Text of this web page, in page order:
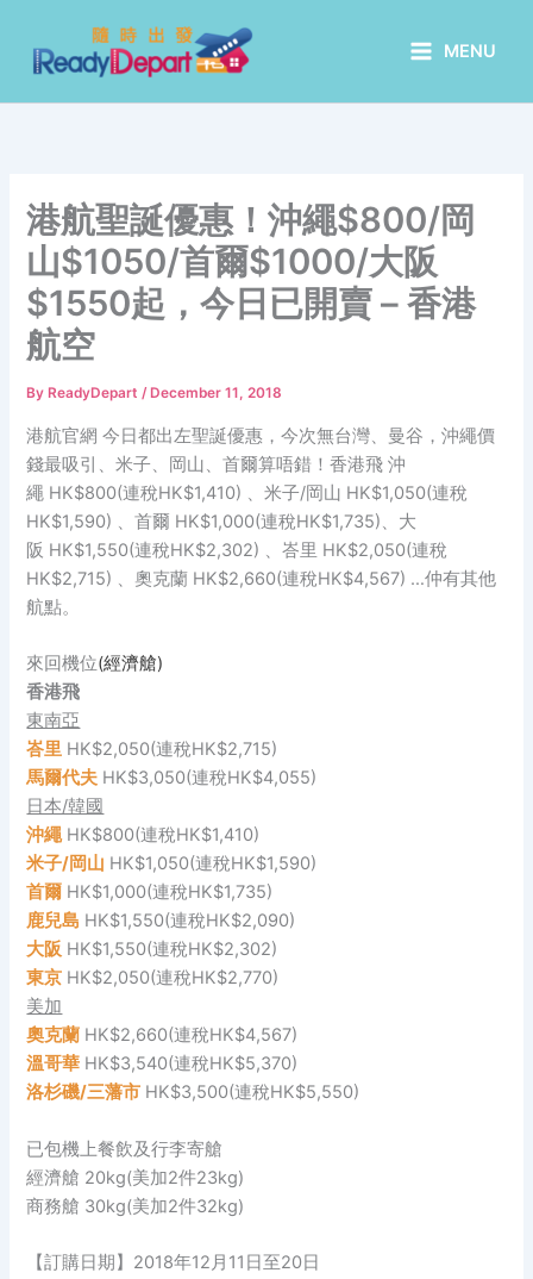
content
MENU
港航聖誕優惠！沖繩$800/岡
山$1050/首爾$1000/大阪
$1550起，今日已開賣 – 香港
航空
By ReadyDepart/ December 11, 2018
港航官網 今日都出左聖誕優惠，今次無台灣、曼谷，沖繩價
錢最吸引、米子、岡山、首爾算唔錯！香港飛 沖
繩 HK$800(連稅HK$1,410) 、米子/岡山 HK$1,050(連稅
HK$1,590) 、首爾 HK$1,000(連稅HK$1,735)、大
阪 HK$1,550(連稅HK$2,302) 、峇里 HK$2,050(連稅
HK$2,715) 、奧克蘭 HK$2,660(連稅HK$4,567) …仲有其他
航點。
來回機位(經濟艙)
香港飛
東南亞
峇里 HK$2,050(連稅HK$2,715)
馬爾代夫 HK$3,050(連稅HK$4,055)
日本/韓國
沖繩HK$800(連稅HK$1,410)
米子/岡山 HK$1,050(連稅HK$1,590)
首爾 HK$1,000(連稅HK$1,735)
鹿兒島 HK$1,550(連稅HK$2,090)
大阪 HK$1,550(連稅HK$2,302)
東京 HK$2,050(連稅HK$2,770)
美加
奧克蘭 HK$2,660(連稅HK$4,567)
溫哥華 HK$3,540(連稅HK$5,370)
洛杉磯/三藩市 HK$3,500(連稅HK$5,550)
已包機上餐飲及行李寄艙
經濟艙 20kg(美加2件23kg)
商務艙 30kg(美加2件32kg)
【訂購日期】2018年12月11日至20日